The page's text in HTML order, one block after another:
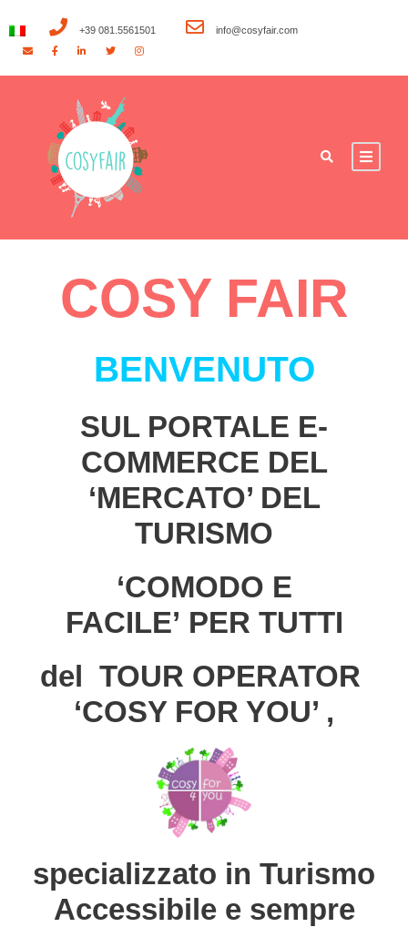
+39 081.5561501 info@cosyfair.com
COSY FAIR
BENVENUTO
SUL PORTALE E-
COMMERCE DEL
‘MERCATO’ DEL
TURISMO
‘COMODO E
FACILE’ PER TUTTI
del TOUR OPERATOR
‘COSY FOR YOU’ ,
specializzato in Turismo
Accessibile e sempre